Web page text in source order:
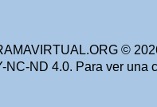
©
NC-ND 4.0. Para ver una